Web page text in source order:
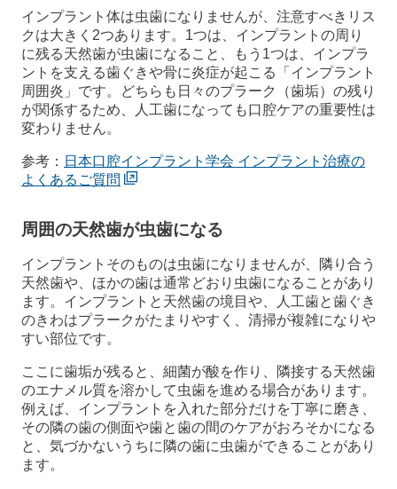
インプラント体は虫歯になりませんが、注意すべきリス
クは大きく2つあります。1つは、インプラントの周り
に残る天然歯が虫歯になること、もう1つは、インプラ
ントを支える歯ぐきや骨に炎症が起こる「インプラント
周囲炎」です。どちらも日々のプラーク（歯垢）の残り
が関係するため、人工歯になっても口腔ケアの重要性は
変わりません。
参考： 日本口腔インプラント学会 インプラント治療の
よくあるご質問
周囲の天然歯が虫歯になる
インプラントそのものは虫歯になりませんが、隣り合う
天然歯や、ほかの歯は通常どおり虫歯になることがあり
ます。インプラントと天然歯の境目や、人工歯と歯ぐき
のきわはプラークがたまりやすく、清掃が複雑になりや
すい部位です。
ここに歯垢が残ると、細菌が酸を作り、隣接する天然歯
のエナメル質を溶かして虫歯を進める場合があります。
例えば、インプラントを入れた部分だけを丁寧に磨き、
その隣の歯の側面や歯と歯の間のケアがおろそかになる
と、気づかないうちに隣の歯に虫歯ができることがあり
ます。